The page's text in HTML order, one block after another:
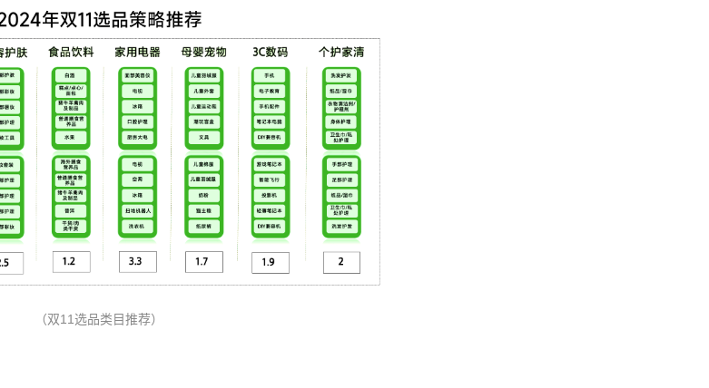
（双11选品类目推荐）